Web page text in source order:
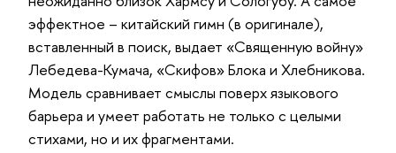
эффектное – китайский гимн (в оригинале),
вставленный в поиск, выдает «Священную войну»
Лебедева-Кумача, «Скифов» Блока и Хлебникова.
Модель сравнивает смыслы поверх языкового
барьера и умеет работать не только с целыми
стихами, но и их фрагментами.